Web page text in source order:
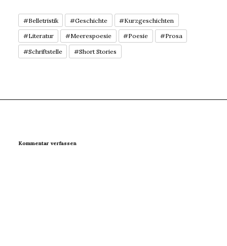
#Belletristik #Geschichte #Kurzgeschichten
#Literatur #Meerespoesie #Poesie #Prosa
#Schriftstelle #Short Stories
Kommentar verfassen